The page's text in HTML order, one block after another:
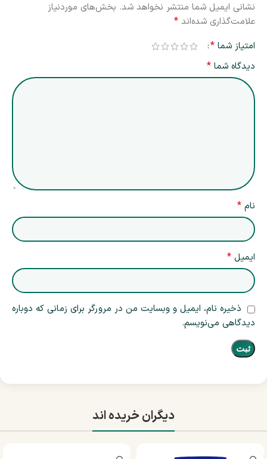
نشانی ایمیل شما منتشر نخواهد شد. بخش‌های موردنیاز
علامت‌گذاری شده‌اند *
امتیاز شما *
دیدگاه شما *
نام *
ایمیل *
ذخیره نام، ایمیل و وبسایت من در مرورگر برای زمانی که دوباره
دیدگاهی می‌نویسم.
دیگران خریده اند